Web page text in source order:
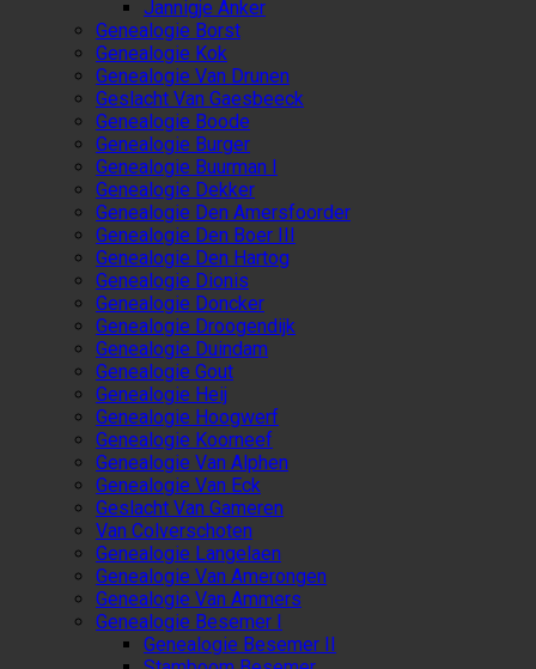
Jannigje Anker
Genealogie Borst
Genealogie Kok
Genealogie Van Drunen
Geslacht Van Gaesbeeck
Genealogie Boode
Genealogie Burger
Genealogie Buurman I
Genealogie Dekker
Genealogie Den Amersfoorder
Genealogie Den Boer III
Genealogie Den Hartog
Genealogie Dionis
Genealogie Doncker
Genealogie Droogendijk
Genealogie Duindam
Genealogie Gout
Genealogie Heij
Genealogie Hoogwerf
Genealogie Koorneef
Genealogie Van Alphen
Genealogie Van Eck
Geslacht Van Gameren
Van Colverschoten
Genealogie Langelaen
Genealogie Van Amerongen
Genealogie Van Ammers
Genealogie Besemer I
Genealogie Besemer II